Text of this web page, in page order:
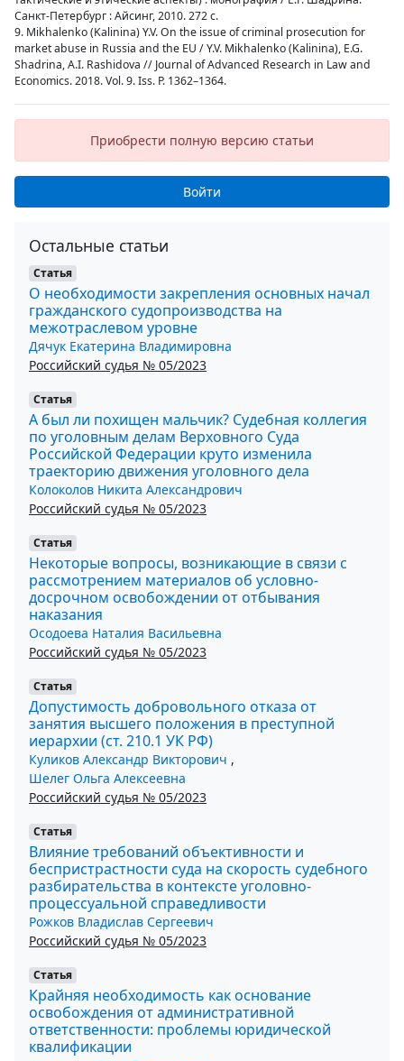
Санкт-Петербург : Айсинг, 2010. 272 с.
9. Mikhalenko (Kalinina) Y.V. On the issue of criminal prosecution for
market abuse in Russia and the EU / Y.V. Mikhalenko (Kalinina), E.G.
Shadrina, A.I. Rashidova // Journal of Advanced Research in Law and
Economics. 2018. Vol. 9. Iss. P. 1362–1364.
Приобрести полную версию статьи
Войти
Остальные статьи
Статья
О необходимости закрепления основных начал
гражданского судопроизводства на
межотраслевом уровне
Дячук Екатерина Владимировна
Российский судья № 05/2023
Статья
А был ли похищен мальчик? Судебная коллегия
по уголовным делам Верховного Суда
Российской Федерации круто изменила
траекторию движения уголовного дела
Колоколов Никита Александрович
Российский судья № 05/2023
Статья
Некоторые вопросы, возникающие в связи с
рассмотрением материалов об условно-
досрочном освобождении от отбывания
наказания
Осодоева Наталия Васильевна
Российский судья № 05/2023
Статья
Допустимость добровольного отказа от
занятия высшего положения в преступной
иерархии (ст. 210.1 УК РФ)
Куликов Александр Викторович ,
Шелег Ольга Алексеевна
Российский судья № 05/2023
Статья
Влияние требований объективности и
беспристрастности суда на скорость судебного
разбирательства в контексте уголовно-
процессуальной справедливости
Рожков Владислав Сергеевич
Российский судья № 05/2023
Статья
Крайняя необходимость как основание
освобождения от административной
ответственности: проблемы юридической
квалификации